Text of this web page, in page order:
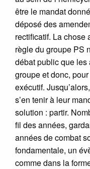
être le mandat
déposé des
rectificatif. La chose
règle du groupe PS
débat public que
groupe et donc,
exécutif.
s’en tenir à leur
solution : partir.
fil des années,
années de combat
fondamentale, un
comme dans la